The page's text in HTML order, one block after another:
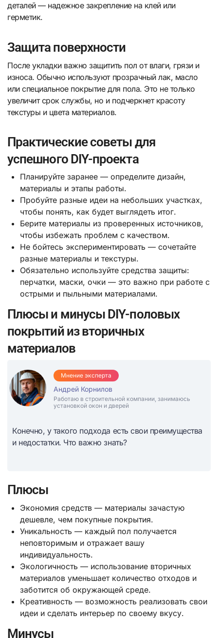
деталей — надежное закрепление на клей или
герметик.
Защита поверхности
После укладки важно защитить пол от влаги, грязи и
износа. Обычно используют прозрачный лак, масло
или специальное покрытие для пола. Это не только
увеличит срок службы, но и подчеркнет красоту
текстуры и цвета материалов.
Практические советы для
успешного DIY-проекта
Планируйте заранее — определите дизайн,
материалы и этапы работы.
Пробуйте разные идеи на небольших участках,
чтобы понять, как будет выглядеть итог.
Берите материалы из проверенных источников,
чтобы избежать проблем с качеством.
Не бойтесь экспериментировать — сочетайте
разные материалы и текстуры.
Обязательно используйте средства защиты:
перчатки, маски, очки — это важно при работе с
острыми и пыльными материалами.
Плюсы и минусы DIY-половых
покрытий из вторичных
материалов
Мнение эксперта
Андрей Корнилов
Работаю в строительной компании, занимаюсь
установкой окон и дверей
Конечно, у такого подхода есть свои преимущества
и недостатки. Что важно знать?
Плюсы
Экономия средств — материалы зачастую
дешевле, чем покупные покрытия.
Уникальность — каждый пол получается
неповторимым и отражает вашу
индивидуальность.
Экологичность — использование вторичных
материалов уменьшает количество отходов и
заботится об окружающей среде.
Креативность — возможность реализовать свои
идеи и сделать интерьер по своему вкусу.
Минусы